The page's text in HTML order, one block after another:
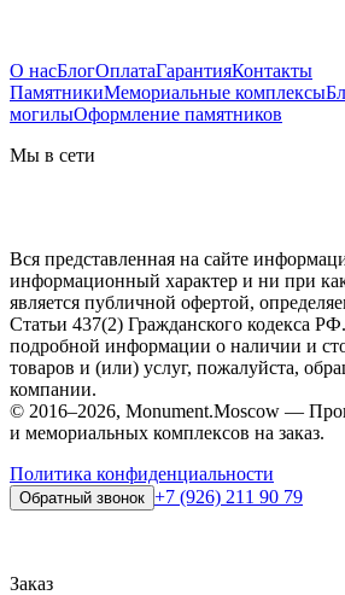
О насБлогОплатаГарантияКонтакты
ПамятникиМемориальные комплексы
могилыОформление памятников
Мы в сети
Вся представленная на сайте
информационный характер и ни при
является публичной офертой,
Статьи 437(2) Гражданского кодекса
подробной информации о наличии и
товаров и (или) услуг, пожалуйста,
компании.
© 2016–2026, Monument.Moscow —
и мемориальных комплексов на заказ.
Политика конфиденциальности
Обратный звонок +7 (926) 211 90 79
Заказ